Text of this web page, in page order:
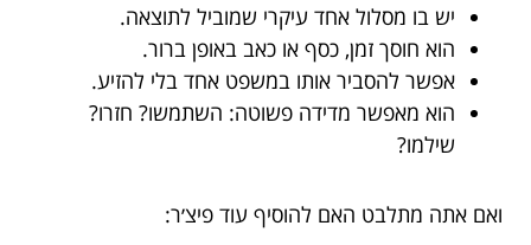
יש בו מסלול אחד עיקרי שמוביל לתוצאה.
הוא חוסך זמן, כסף או כאב באופן ברור.
אפשר להסביר אותו במשפט אחד בלי להזיע.
הוא מאפשר מדידה פשוטה: השתמשו? חזרו?
שילמו?
ואם אתה מתלבט האם להוסיף עוד פיצ׳ר: